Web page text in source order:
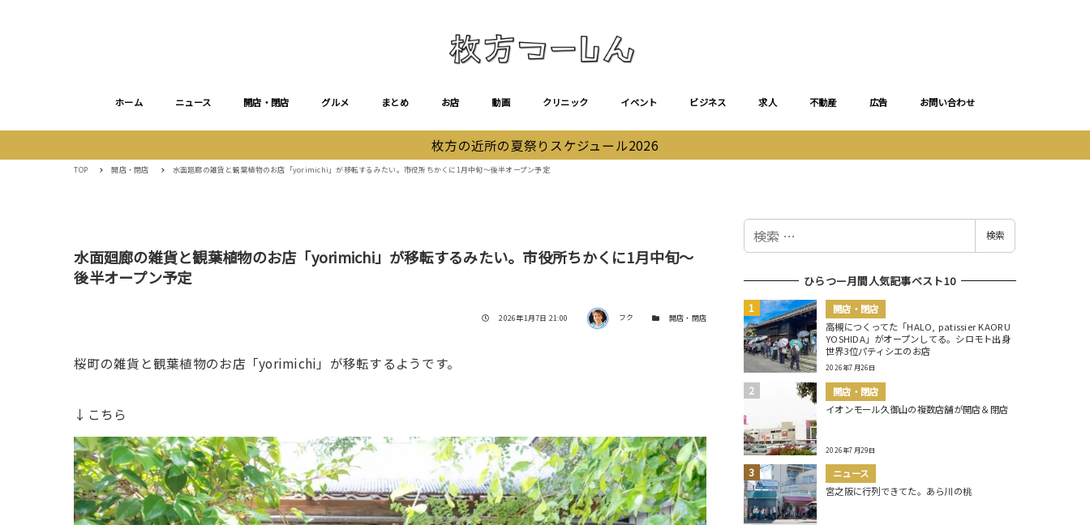
ホーム ニュース 開店・閉店 グルメ まとめ お店 動画 クリニック イベント ビジネス 求人 不動産 広告 お問い合わせ
枚方の近所の夏祭りスケジュール2026
TOP 開店・閉店 水面廻廊の雑貨と観葉植物のお店「yorimichi」が移転するみたい。市役所ちかくに1月中旬〜後半オープン予定
水面廻廊の雑貨と観葉植物のお店「yorimichi」が移転するみたい。市役所ちかくに1月中旬〜
後半オープン予定
投稿日
2026年1月7日 21:00 著者 フク カテゴリー開店・閉店
桜町の雑貨と観葉植物のお店「yorimichi」が移転するようです。
↓こちら
検
検索
ひらつー月間人気記事ベスト10
開店・閉店
高槻につくってた「HALO, patissier KAORU
YOSHIDA」がオープンしてる。シロモト出身
世界3位パティシエのお店
2026年7月26日
開店・閉店
イオンモール久御山の複数店舗が開店＆閉店
2026年7月29日
ニュース
宮之阪に行列できてた。あら川の桃